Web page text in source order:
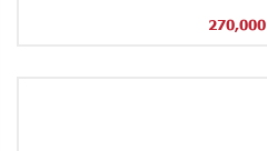
270,000